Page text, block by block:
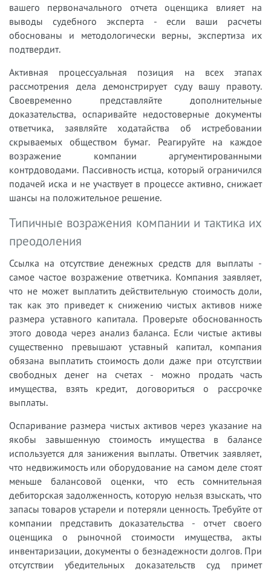
вашего первоначального отчета оценщика влияет на
выводы судебного эксперта - если ваши расчеты
обоснованы и методологически верны, экспертиза их
подтвердит.
Активная процессуальная позиция на всех этапах
рассмотрения дела демонстрирует суду вашу правоту.
Своевременно представляйте дополнительные
доказательства, оспаривайте недостоверные документы
ответчика, заявляйте ходатайства об истребовании
скрываемых обществом бумаг. Реагируйте на каждое
возражение компании аргументированными
контрдоводами. Пассивность истца, который ограничился
подачей иска и не участвует в процессе активно, снижает
шансы на положительное решение.
Типичные возражения компании и тактика их
преодоления
Ссылка на отсутствие денежных средств для выплаты -
самое частое возражение ответчика. Компания заявляет,
что не может выплатить действительную стоимость доли,
так как это приведет к снижению чистых активов ниже
размера уставного капитала. Проверьте обоснованность
этого довода через анализ баланса. Если чистые активы
существенно превышают уставный капитал, компания
обязана выплатить стоимость доли даже при отсутствии
свободных денег на счетах - можно продать часть
имущества, взять кредит, договориться о рассрочке
выплаты.
Оспаривание размера чистых активов через указание на
якобы завышенную стоимость имущества в балансе
используется для занижения выплаты. Ответчик заявляет,
что недвижимость или оборудование на самом деле стоят
меньше балансовой оценки, что есть сомнительная
дебиторская задолженность, которую нельзя взыскать, что
запасы товаров устарели и потеряли ценность. Требуйте от
компании представить доказательства - отчет своего
оценщика о рыночной стоимости имущества, акты
инвентаризации, документы о безнадежности долгов. При
отсутствии убедительных доказательств суд примет